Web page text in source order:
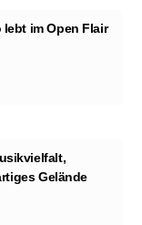
im Open Flair
Gelände